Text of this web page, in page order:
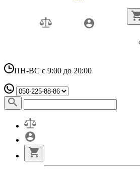
ПН-ВС с 9:00 до 20:00